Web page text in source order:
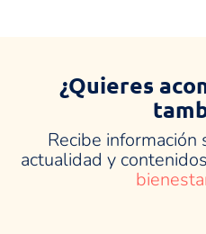
¿Quieres
Recibe
actualidad y